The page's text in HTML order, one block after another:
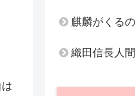
麒麟がくる
織田信長人